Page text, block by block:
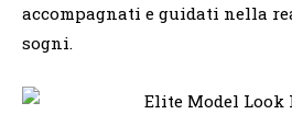
accompagnati e guidati nella
sogni.